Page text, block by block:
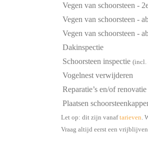
Vegen van schoorsteen -
Vegen van schoorsteen -
Vegen van schoorsteen -
Dakinspectie
Schoorsteen inspectie (incl.
Vogelnest verwijderen
Reparatie’s en/of
Plaatsen
Let op: dit zijn vanaftarieven .
Vraag altijd eerst een